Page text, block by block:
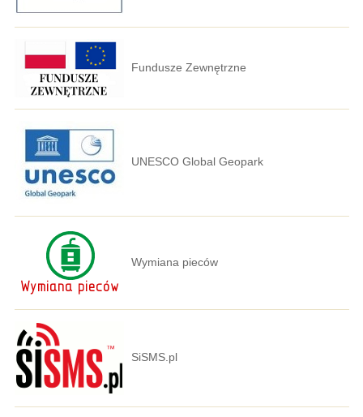
Fundusze Zewnętrzne
UNESCO Global Geopark
Wymiana pieców
SiSMS.pl